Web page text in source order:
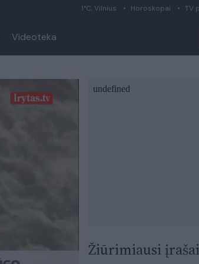
1°C, Vilnius Horoskopai TV
Videoteka
Žiūrimiausi įrašai